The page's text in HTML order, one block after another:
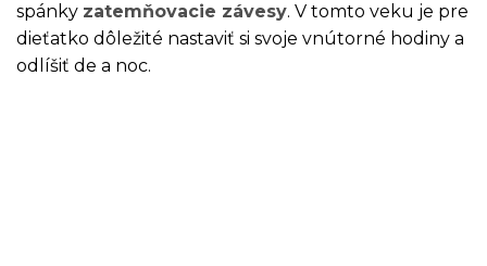
spánky zatemňovacie závesy. V tomto veku je pre
dieťatko dôležité nastaviť si svoje vnútorné hodiny a
odlíšiť de a noc.